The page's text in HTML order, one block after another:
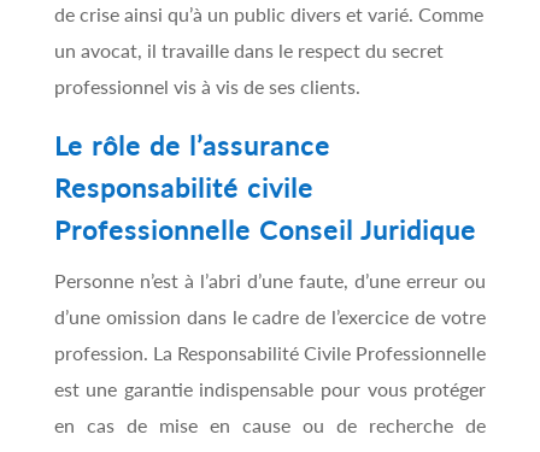
de crise ainsi qu’à un public divers et varié. Comme
un avocat, il travaille dans le respect du secret
professionnel vis à vis de ses clients.
Le rôle de l’assurance
Responsabilité civile
Professionnelle Conseil Juridique
Personne n’est à l’abri d’une faute, d’une erreur ou
d’une omission dans le cadre de l’exercice de votre
profession. La Responsabilité Civile Professionnelle
est une garantie indispensable pour vous protéger
en cas de mise en cause ou de recherche de